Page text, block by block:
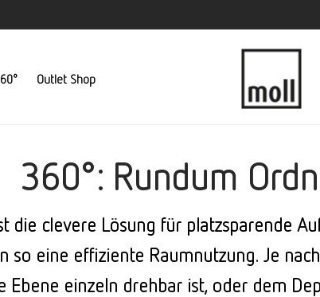
Outlet Shop
360°: Rundum
die clevere Lösung für platzsparende
so eine effiziente Raumnutzung. Je
Ebene einzeln drehbar ist, oder dem